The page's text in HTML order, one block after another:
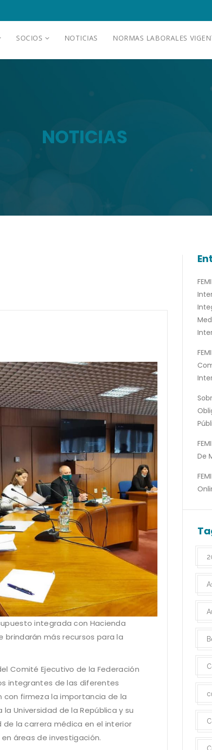
SOCIOS NOTICIAS NORMAS LABORALES
NOTICIAS
integrada con Hacienda
más recursos para la
Comité Ejecutivo de la Federación
integrantes de las diferentes
firmeza la importancia de la
Universidad de la República y su
la carrera médica en el interior
áreas de investigación.
De